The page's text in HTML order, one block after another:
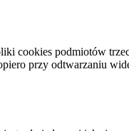
cookies podmiotów
przy odtwarzaniu